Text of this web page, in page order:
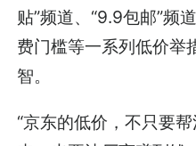
贴”频道、“9.9包邮”频
费门槛等一系列低价举
智。
“京东的低价，不只要